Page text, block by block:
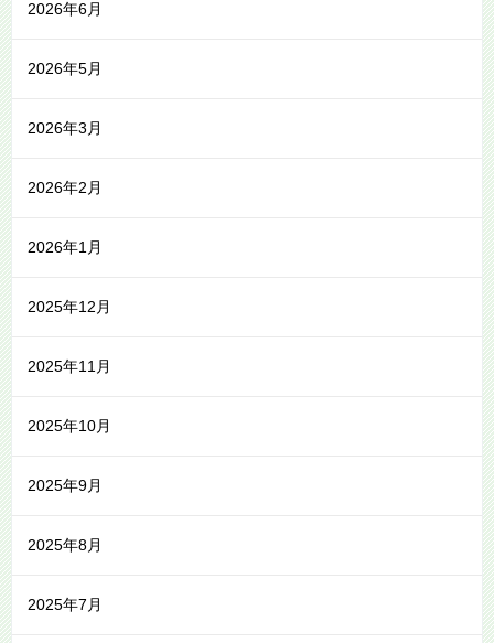
2026年6月
2026年5月
2026年3月
2026年2月
2026年1月
2025年12月
2025年11月
2025年10月
2025年9月
2025年8月
2025年7月